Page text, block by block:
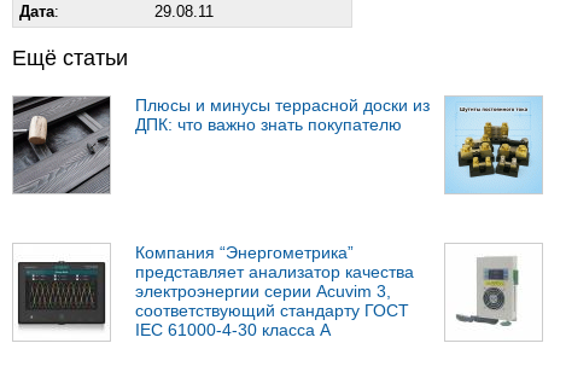
Дата: 29.08.11
Ещё статьи
Плюсы и минусы террасной доски из
ДПК: что важно знать покупателю
Компания “Энергометрика”
представляет анализатор качества
электроэнергии серии Acuvim 3,
соответствующий стандарту ГОСТ
IEC 61000-4-30 класса А